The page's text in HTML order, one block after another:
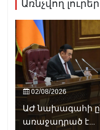
Առնչվող լուրեր
02/08/2026
ԱԺ նախագահի
առաջադրած է...